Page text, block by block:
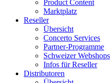
Product Content
Marktplatz
Reseller
Übersicht
Concerto Services
Partner-Programme
Schweizer Webshops
Infos für Reseller
Distributoren